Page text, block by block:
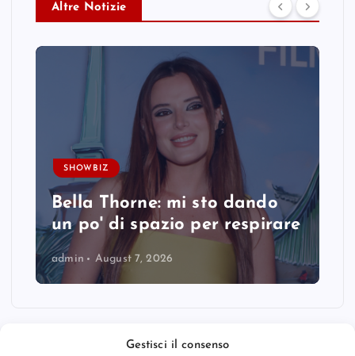
Gestisci il consenso
Altre Notizie
SHOWBIZ
Bella Thorne: mi sto dando
un po' di spazio per respirare
admin August 7, 2026